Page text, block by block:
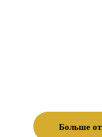
Больше